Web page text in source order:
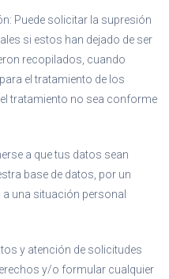
Puede solicitar la supresión
si estos han dejado de ser
recopilados, cuando
el tratamiento de los
tratamiento no sea conforme
a que tus datos sean
base de datos, por un
una situación personal
y atención de solicitudes
y/o formular cualquier